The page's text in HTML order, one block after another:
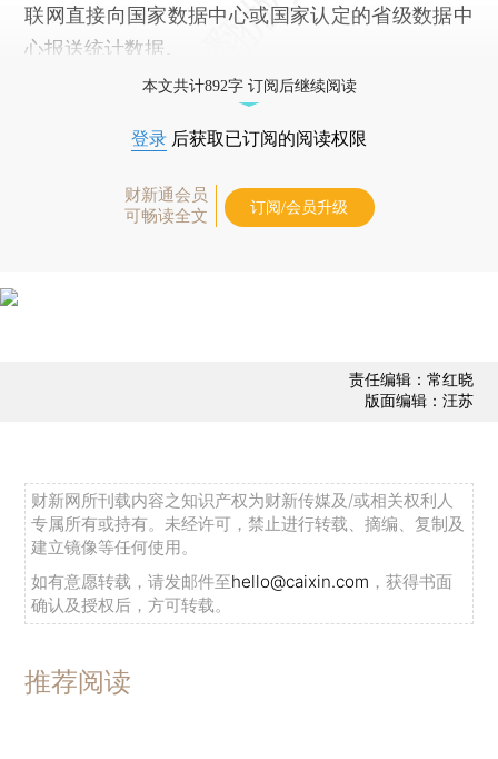
联网直接向国家数据中心或国家认定的省级数据中
心报送统计数据。
本文共计892字 订阅后继续阅读
登录 后获取已订阅的阅读权限
财新通会员
可畅读全文
订阅/会员升级
责任编辑：常红晓
版面编辑：汪苏
财新网所刊载内容之知识产权为财新传媒及/或相关权利人
专属所有或持有。未经许可，禁止进行转载、摘编、复制及
建立镜像等任何使用。
如有意愿转载，请发邮件至hello@caixin.com ，获得书面
确认及授权后，方可转载。
推荐阅读